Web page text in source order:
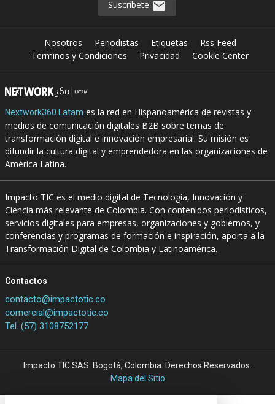
Suscríbete
Nosotros Periodistas Etiquetas
Rss Feed
Terminos y Condiciones
Privacidad Cookie Center
Nextwork360 Latam es la red en Hispanoamérica de revistas y
medios de comunicación digitales B2B sobre temas de
transformación digital e innovación empresarial. Su misión es
difundir la cultura digital y emprendedora en las organizaciones de
América Latina.
Impacto TIC es el medio digital de Tecnología, Innovación y
Ciencia más relevante de Colombia. Con contenidos periodísticos,
servicios digitales para empresas, organizaciones y gobiernos, y
conferencias y programas de formación e inspiración, aporta a la
Transformación Digital de Colombia y Latinoamérica.
Contactos
contacto@impactotic.co
comercial@impactotic.co
Tel. (57) 3108752177
Impacto TIC SAS. Bogotá, Colombia. Derechos Reservados.
Mapa del Sitio